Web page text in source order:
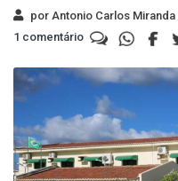
por Antonio Carlos
1 comentário